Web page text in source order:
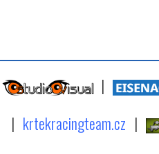
|
| krtekracingteam.cz |